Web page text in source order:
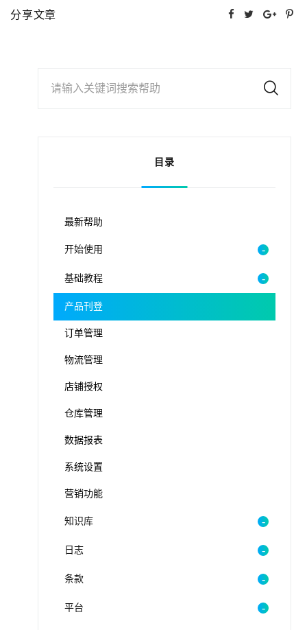
分享文章
请输入关键词搜索帮助
目录
最新帮助
开始使用
基础教程
产品刊登
订单管理
物流管理
店铺授权
仓库管理
数据报表
系统设置
营销功能
知识库
日志
条款
平台